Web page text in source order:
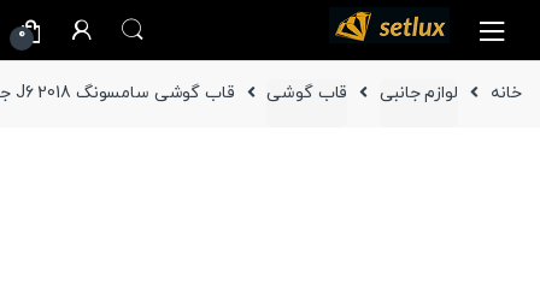
navigation
content
0
خانه لوازم جانبی قاب گوشی قاب گوشی سامسونگ J6 2018 جنس سیلیکون ( غیر اصلی )